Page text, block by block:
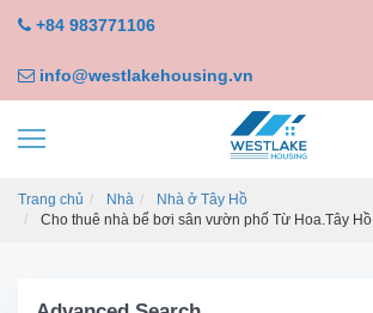
+84 983771106
info@westlakehousing.vn
Trang chủ Nhà
Nhà ở Tây Hồ
Cho thuê nhà bể bơi sân vườn phố Từ Hoa.Tây Hồ